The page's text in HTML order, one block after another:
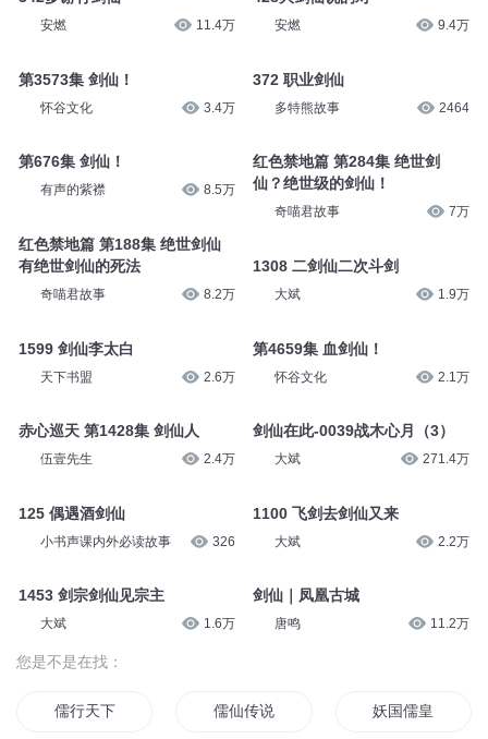
安燃 11.4万
第3573集 剑仙！
怀谷文化 3.4万
第676集 剑仙！
有声的紫襟 8.5万
红色禁地篇 第188集 绝世剑仙
有绝世剑仙的死法
奇喵君故事 8.2万
1599 剑仙李太白
天下书盟 2.6万
赤心巡天 第1428集 剑仙人
伍壹先生 2.4万
125 偶遇酒剑仙
小书声课内外必读故事 326
1453 剑宗剑仙见宗主
大斌 1.6万
安燃 9.4万
372 职业剑仙
多特熊故事 2464
红色禁地篇 第284集 绝世剑
仙？绝世级的剑仙！
奇喵君故事 7万
1308 二剑仙二次斗剑
大斌 1.9万
第4659集 血剑仙！
怀谷文化 2.1万
剑仙在此-0039战木心月（3）
大斌 271.4万
1100 飞剑去剑仙又来
大斌 2.2万
剑仙｜凤凰古城
唐鸣 11.2万
您是不是在找：
儒行天下 儒仙传说 妖国儒皇